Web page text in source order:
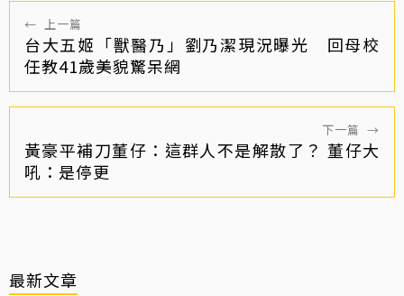
← 上一篇
台大五姬「獸醫乃」劉乃潔現況曝光 回母校
任教41歲美貌驚呆網
下一篇 →
黃豪平補刀董仔：這群人不是解散了？ 董仔大
吼：是停更
最新文章